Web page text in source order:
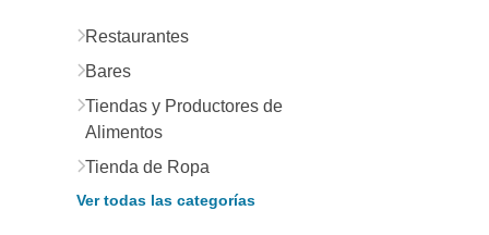
Restaurantes
Bares
Tiendas y Productores de
Alimentos
Tienda de Ropa
Ver todas las categorías